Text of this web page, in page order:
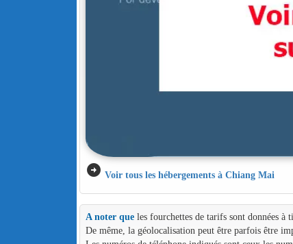
arrow_circle_right Voir tous les hébergements à Chiang Mai
A noter queles fourchettes de tarifs sont données à
De même, la géolocalisation peut être parfois être